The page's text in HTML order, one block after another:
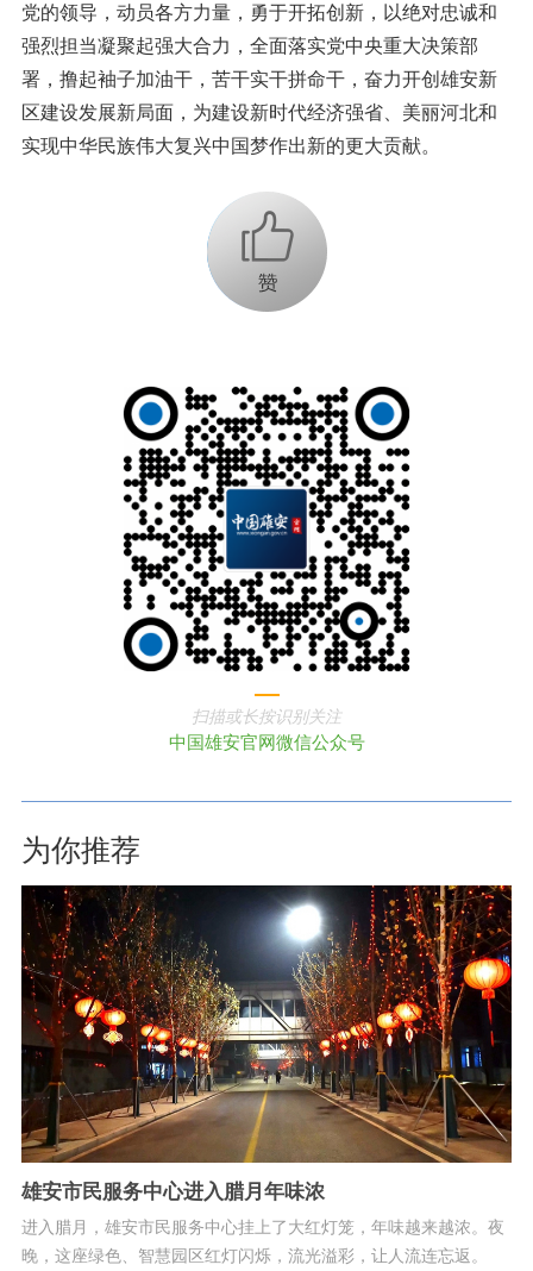
党的领导，动员各方力量，勇于开拓创新，以绝对忠诚和
强烈担当凝聚起强大合力，全面落实党中央重大决策部
署，撸起袖子加油干，苦干实干拼命干，奋力开创雄安新
区建设发展新局面，为建设新时代经济强省、美丽河北和
实现中华民族伟大复兴中国梦作出新的更大贡献。
+1
扫描或长按识别关注
中国雄安官网微信公众号
为你推荐
雄安市民服务中心进入腊月年味浓
进入腊月，雄安市民服务中心挂上了大红灯笼，年味越来越浓。夜
晚，这座绿色、智慧园区红灯闪烁，流光溢彩，让人流连忘返。